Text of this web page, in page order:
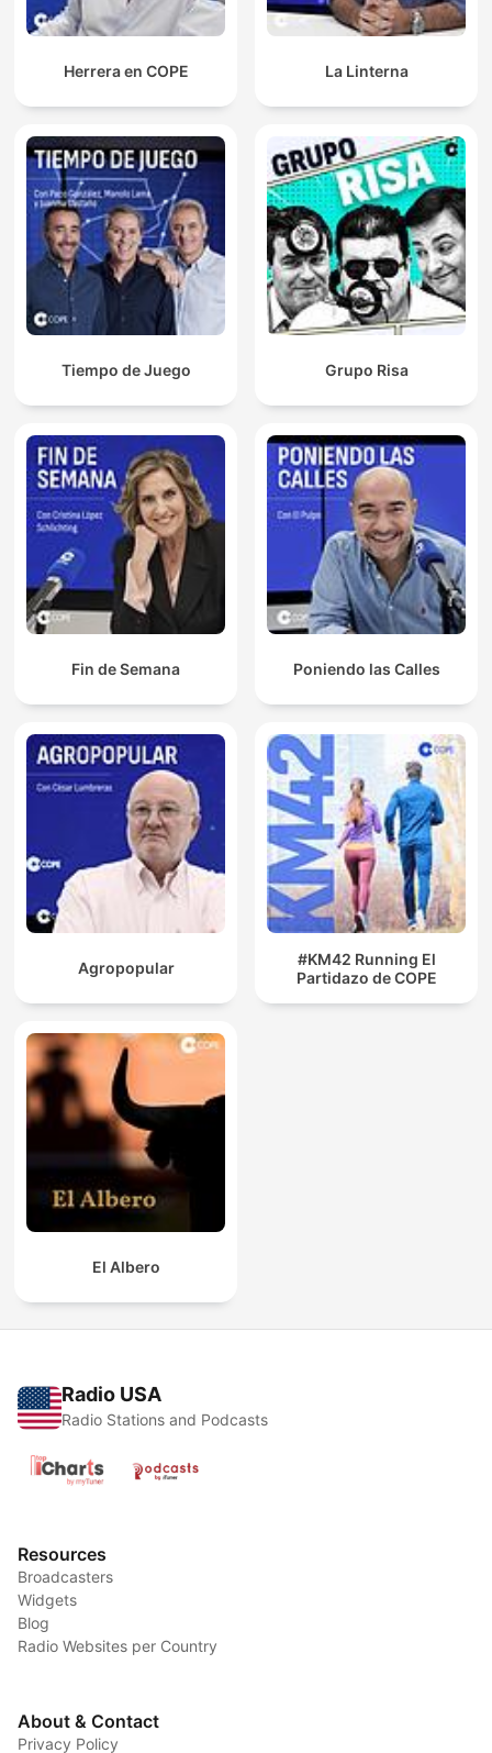
Herrera en COPE La Linterna
Tiempo de Juego Grupo Risa
Fin de Semana Poniendo las Calles
Agropopular
#KM42 Running El
Partidazo de COPE
El Albero
Radio USA
Radio Stations and Podcasts
Resources
Broadcasters
Widgets
Blog
Radio Websites per Country
About & Contact
Privacy Policy